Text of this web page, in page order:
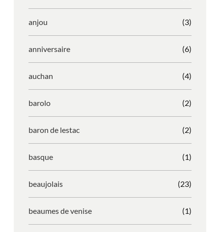
anjou (3)
anniversaire (6)
auchan (4)
barolo (2)
baron de lestac (2)
basque (1)
beaujolais (23)
beaumes de venise (1)